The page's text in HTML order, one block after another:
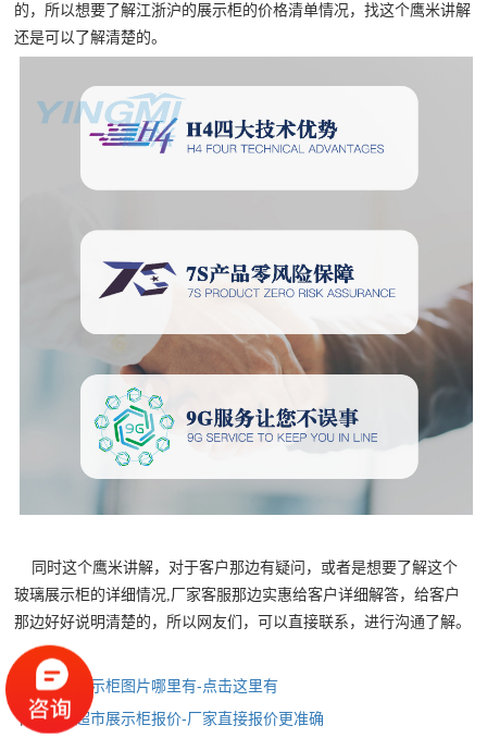
的，所以想要了解江浙沪的展示柜的价格清单情况，找这个鹰米讲解
还是可以了解清楚的。
同时这个鹰米讲解，对于客户那边有疑问，或者是想要了解这个
玻璃展示柜的详细情况,厂家客服那边实惠给客户详细解答，给客户
那边好好说明清楚的，所以网友们，可以直接联系，进行沟通了解。
上一篇：
展示柜图片哪里有-点击这里有
下一篇： 超市展示柜报价-厂家直接报价更准确